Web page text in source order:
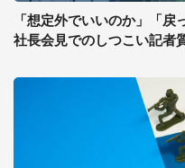
「想定外でいいのか」「
社長会見でのしつこい記者